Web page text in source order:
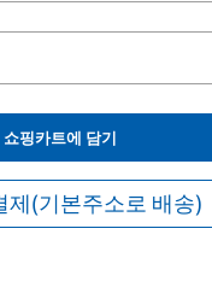
쇼핑카트에 담기
제(기본주소로 배송)